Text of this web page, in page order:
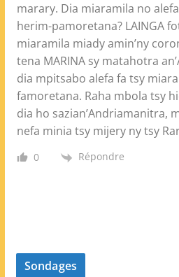
marary. Dia miaramila no
herim-pamoretana? LAINGA
miaramila miady amin’ny
tena MARINA sy matahotra
dia mpitsabo alefa fa tsy
famoretana. Raha mbola tsy
dia ho sazian’Andriamanitra,
nefa minia tsy mijery ny tsy
0 Répondre
Sondages